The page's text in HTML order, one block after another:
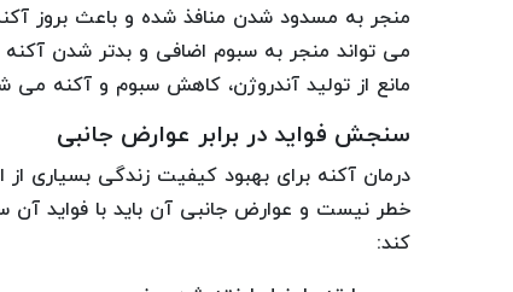
منجر به مسدود شدن منافذ شده و باعث بروز
می تواند منجر به سبوم اضافی و بدتر شدن
مانع از تولید آندروژن، کاهش سبوم و آکنه می
سنجش فواید در برابر عوارض جانبی
درمان آکنه برای بهبود کیفیت زندگی بسیاری
خطر نیست و عوارض جانبی آن باید با فواید آن
کند: